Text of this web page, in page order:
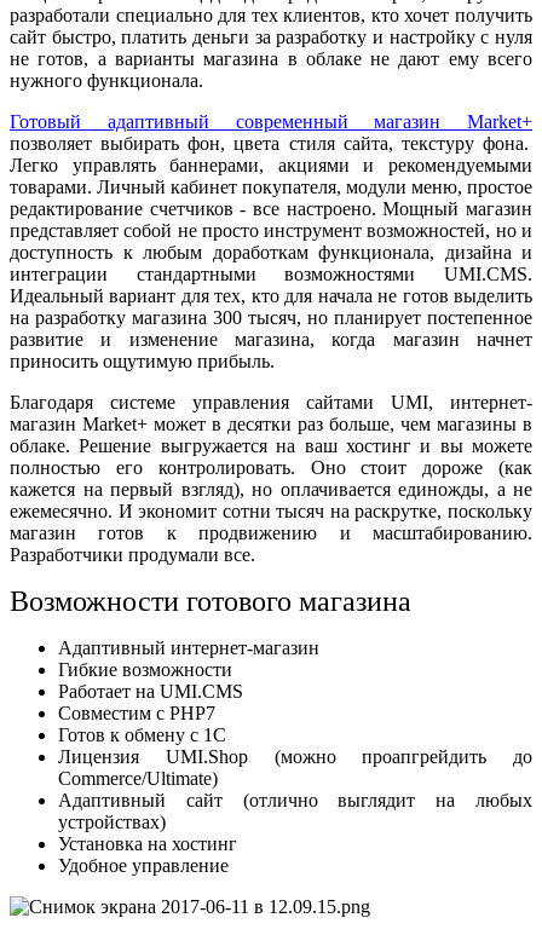
разработали специально для тех клиентов, кто хочет получить
сайт быстро, платить деньги за разработку и настройку с нуля
не готов, а варианты магазина в облаке не дают ему всего
нужного функционала.
Готовый адаптивный современный магазин Market+
позволяет выбирать фон, цвета стиля сайта, текстуру фона.
Легко управлять баннерами, акциями и рекомендуемыми
товарами. Личный кабинет покупателя, модули меню, простое
редактирование счетчиков - все настроено. Мощный магазин
представляет собой не просто инструмент возможностей, но и
доступность к любым доработкам функционала, дизайна и
интеграции стандартными возможностями UMI.CMS.
Идеальный вариант для тех, кто для начала не готов выделить
на разработку магазина 300 тысяч, но планирует постепенное
развитие и изменение магазина, когда магазин начнет
приносить ощутимую прибыль.
Благодаря системе управления сайтами UMI, интернет-
магазин Market+ может в десятки раз больше, чем магазины в
облаке. Решение выгружается на ваш хостинг и вы можете
полностью его контролировать. Оно стоит дороже (как
кажется на первый взгляд), но оплачивается единожды, а не
ежемесячно. И экономит сотни тысяч на раскрутке, поскольку
магазин готов к продвижению и масштабированию.
Разработчики продумали все.
Возможности готового магазина
Адаптивный интернет-магазин
Гибкие возможности
Работает на UMI.CMS
Совместим с PHP7
Готов к обмену с 1С
Лицензия UMI.Shop (можно проапгрейдить до
Commerce/Ultimate)
Адаптивный сайт (отлично выглядит на любых
устройствах)
Установка на хостинг
Удобное управление